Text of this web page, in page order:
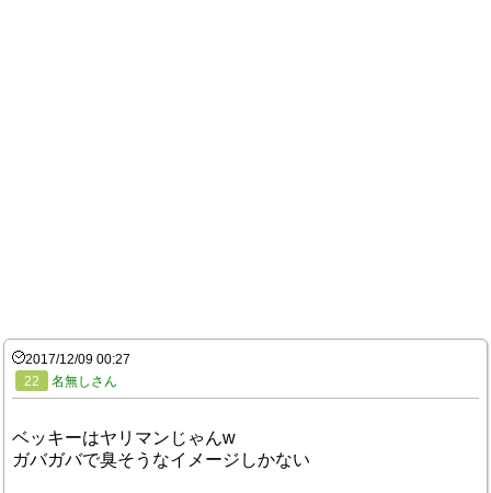
2017/12/09 00:27
22
名無しさん
ベッキーはヤリマンじゃんw
ガバガバで臭そうなイメージしかない